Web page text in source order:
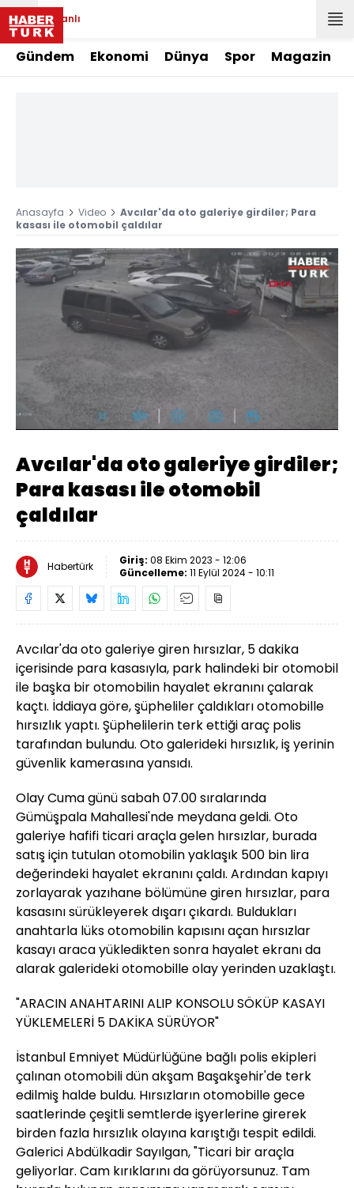
Canlı
Gündem Ekonomi Dünya Spor Magazin
Anasayfa Video
Avcılar'da oto galeriye girdiler; Para
kasası ile otomobil çaldılar
Sesi
Aç
Yüklendi
12.23%
Hızı
Avcılar'da oto galeriye girdiler;
Para kasası ile otomobil
çaldılar
Habertürk Giriş: 08 Ekim 2023 - 12:06
Güncelleme: 11 Eylül 2024 - 10:11
Avcılar'da oto galeriye giren hırsızlar, 5 dakika
içerisinde para kasasıyla, park halindeki bir otomobil
ile başka bir otomobilin hayalet ekranını çalarak
kaçtı. İddiaya göre, şüpheliler çaldıkları otomobille
hırsızlık yaptı. Şüphelilerin terk ettiği araç polis
tarafından bulundu. Oto galerideki hırsızlık, iş yerinin
güvenlik kamerasına yansıdı.
Olay Cuma günü sabah 07.00 sıralarında
Gümüşpala Mahallesi'nde meydana geldi. Oto
galeriye hafifi ticari araçla gelen hırsızlar, burada
satış için tutulan otomobilin yaklaşık 500 bin lira
değerindeki hayalet ekranını çaldı. Ardından kapıyı
zorlayarak yazıhane bölümüne giren hırsızlar, para
kasasını sürükleyerek dışarı çıkardı. Buldukları
anahtarla lüks otomobilin kapısını açan hırsızlar
kasayı araca yükledikten sonra hayalet ekranı da
alarak galerideki otomobille olay yerinden uzaklaştı.
"ARACIN ANAHTARINI ALIP KONSOLU SÖKÜP KASAYI
YÜKLEMELERİ 5 DAKİKA SÜRÜYOR"
İstanbul Emniyet Müdürlüğüne bağlı polis ekipleri
çalınan otomobili dün akşam Başakşehir'de terk
edilmiş halde buldu. Hırsızların otomobille gece
saatlerinde çeşitli semtlerde işyerlerine girerek
birden fazla hırsızlık olayına karıştığı tespit edildi.
Galerici Abdülkadir Sayılgan, "Ticari bir araçla
geliyorlar. Cam kırıklarını da görüyorsunuz. Tam